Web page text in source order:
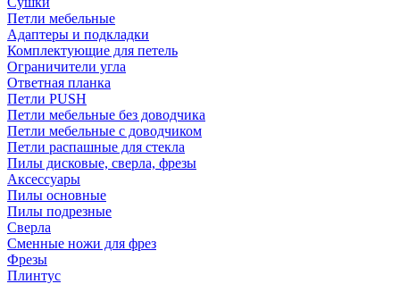
Петли мебельные
Адаптеры и подкладки
Комплектующие для петель
Ограничители угла
Ответная планка
Петли PUSH
Петли мебельные без доводчика
Петли мебельные с доводчиком
Петли распашные для стекла
Пилы дисковые, сверла, фрезы
Аксессуары
Пилы основные
Пилы подрезные
Сверла
Сменные ножи для фрез
Фрезы
Плинтус